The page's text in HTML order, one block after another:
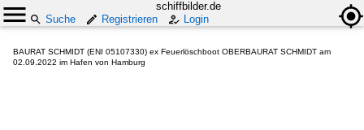
schiffbilder.de
Suche
Registrieren Login
BAURAT SCHMIDT (ENI 05107330) ex Feuerlöschboot OBERBAURAT SCHMIDT am
02.09.2022 im Hafen von Hamburg